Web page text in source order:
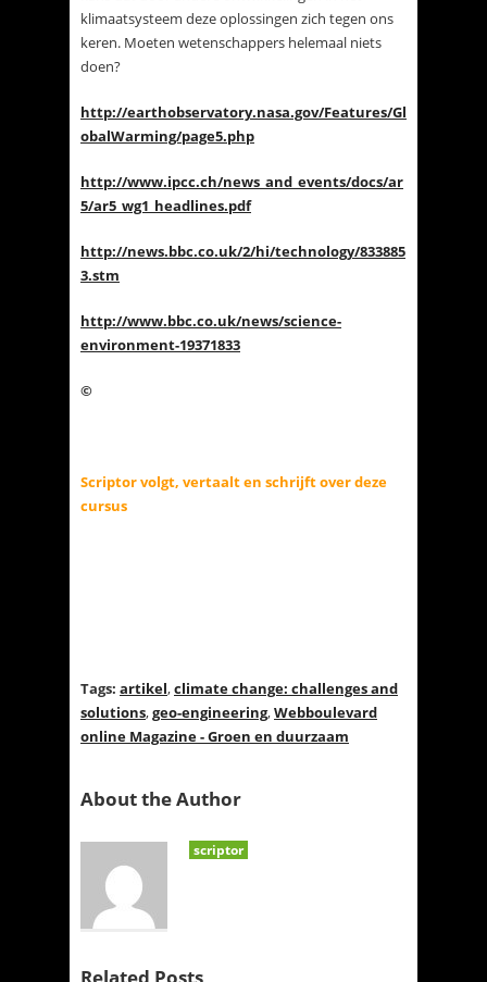
klimaatsysteem deze oplossingen zich tegen ons
keren. Moeten wetenschappers helemaal niets
doen?
http://earthobservatory.nasa.gov/Features/Gl
obalWarming/page5.php
http://www.ipcc.ch/news_and_events/docs/ar
5/ar5_wg1_headlines.pdf
http://news.bbc.co.uk/2/hi/technology/833885
3.stm
http://www.bbc.co.uk/news/science-
environment-19371833
©
Scriptor volgt, vertaalt en schrijft over deze
cursus
Tags: artikel,climate change: challenges and
solutions,geo-engineering,Webboulevard
online Magazine - Groen en duurzaam
About the Author
scriptor